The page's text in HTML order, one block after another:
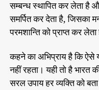
सम्बन्ध स्थापित कर लेता
समर्पित कर देता है, जिसका
परमशान्ति को प्राप्त कर लेता
कहने का अभिप्राय है कि ऐसे
नहीं रहता। यही तो है
सरल उपाय हर व्यक्ति को